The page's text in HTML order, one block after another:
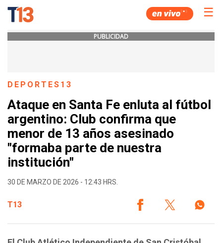
☰
PUBLICIDAD
DEPORTES13
Ataque en Santa Fe enluta al fútbol
argentino: Club confirma que
menor de 13 años asesinado
"formaba parte de nuestra
institución"
30 DE MARZO DE 2026 - 12:43 HRS.
T13